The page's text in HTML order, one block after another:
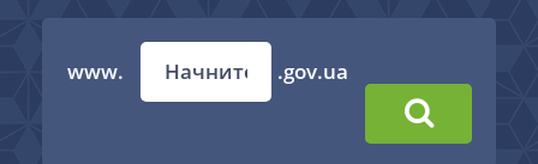
www. .gov.ua